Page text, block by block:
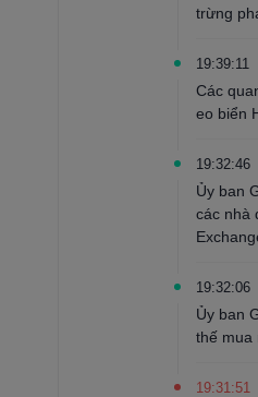
trừng
19:39:11
Các
eo biển
19:32:46
Ủy ban
các nhà
19:32:06
Ủy ban
thế mua
19:31:51